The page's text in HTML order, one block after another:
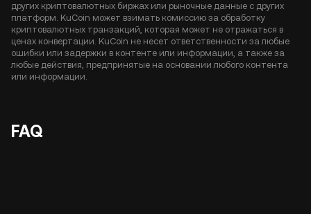
других криптовалютных биржах или рыночные данные с других
платформ. KuCoin может взимать комиссию за обработку
криптовалютных транзакций, которая может не отражаться в
ценах конвертации. KuCoin не несет ответственности за любые
ошибки или задержки в контенте или информации, а также за
любые действия, предпринятые на основании любого контента
или информации.
FAQ